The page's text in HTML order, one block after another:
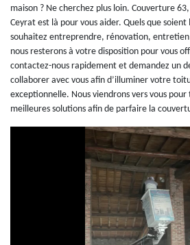
maison ? Ne cherchez plus loin. Couverture
Ceyrat est là pour vous aider. Quels que soient
souhaitez entreprendre, rénovation,
nous resterons à votre disposition pour vous
contactez-nous rapidement et demandez un
collaborer avec vous afin d’illuminer votre
exceptionnelle. Nous viendrons vers vous
meilleures solutions afin de parfaire la